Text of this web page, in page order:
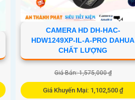
CAMERA HD DH-HAC-
HDW1249XP-IL-A-PRO DAHUA
CHẤT LƯỢNG
Giá Bán: 1,575,000 ₫
Giá Khuyến Mại: 1,102,500 ₫